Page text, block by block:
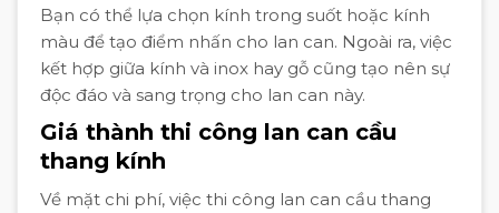
Bạn có thể lựa chọn kính trong suốt hoặc kính
màu để tạo điểm nhấn cho lan can. Ngoài ra, việc
kết hợp giữa kính và inox hay gỗ cũng tạo nên sự
độc đáo và sang trọng cho lan can này.
Giá thành thi công lan can cầu
thang kính
Về mặt chi phí, việc thi công lan can cầu thang